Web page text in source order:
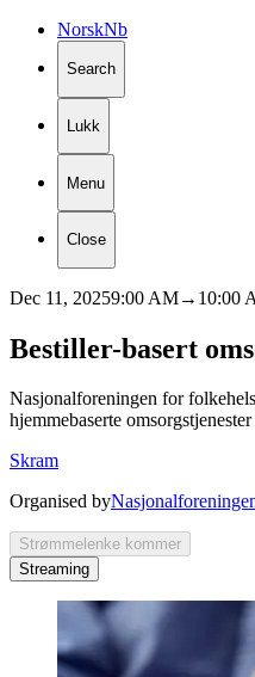
NorskNb
Search
Lukk
Menu
Close
Dec 11, 20259:00 AM→ 10:00
Bestiller-basert
Nasjonalforeningen for
hjemmebaserte omsorgstjenester
Skram
Organised by
Strømmelenke kommer
Streaming